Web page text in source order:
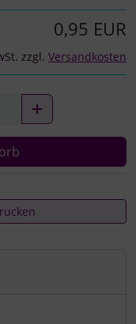
0,95 EUR
zzgl. Versandkosten